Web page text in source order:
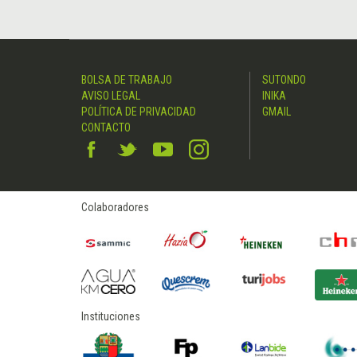
BOLSA DE TRABAJO
AVISO LEGAL
POLÍTICA DE PRIVACIDAD
CONTACTO
SUTONDO
INIKA
GMAIL
Colaboradores
Instituciones